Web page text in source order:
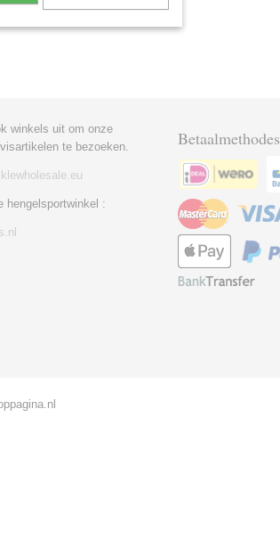
winkels uit om onze
te bezoeken.
hengelsportwinkel :
Betaalmethodes